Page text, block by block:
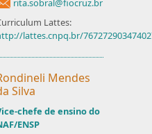
rita.sobral@fiocruz.br
Lattes:
lattes.cnpq.br/
Mendes
Silva
chefe de ensino do
ENSP